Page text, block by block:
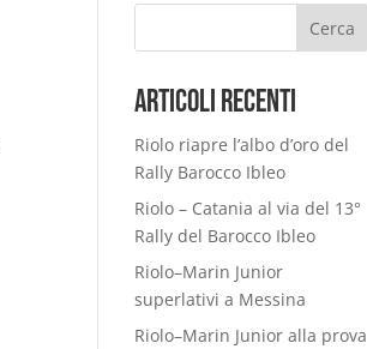
Cerca
Articoli Recenti
Riolo riapre l’albo d’oro del
Rally Barocco Ibleo
Riolo – Catania al via del 13°
Rally del Barocco Ibleo
Riolo–Marin Junior
superlativi a Messina
Riolo–Marin Junior alla prova